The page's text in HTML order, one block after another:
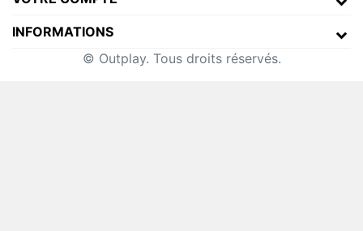
INFORMATIONS
© Outplay. Tous droits réservés.